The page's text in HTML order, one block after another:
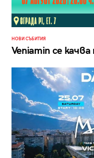
НОВИ СЪБИТИЯ
Veniamin се